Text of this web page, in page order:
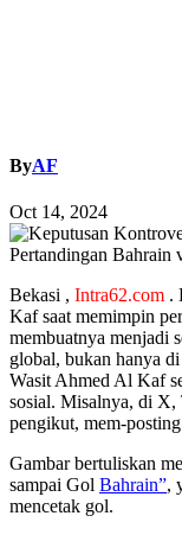
ByAF
Oct 14, 2024
Bekasi , Intra62.com .
Kaf saat memimpin
membuatnya menjadi
global, bukan hanya
Wasit Ahmed Al Kaf
sosial. Misalnya, di
pengikut, mem-
Gambar bertuliskan
sampai Gol Bahrain”,
mencetak gol.